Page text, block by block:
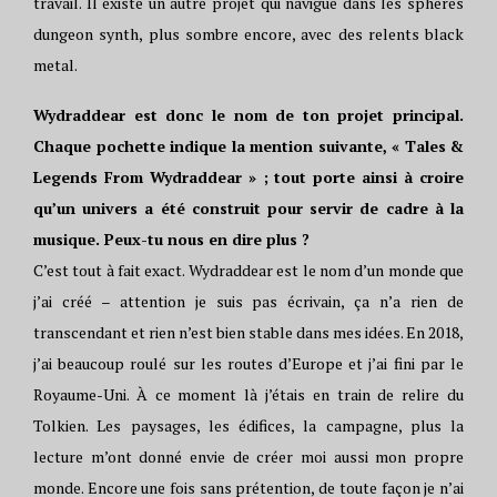
dungeon synth, plus sombre encore, avec des relents black
metal.
Wydraddear est donc le nom de ton projet principal.
Chaque pochette indique la mention suivante, « Tales &
Legends From Wydraddear » ; tout porte ainsi à croire
qu’un univers a été construit pour servir de cadre à la
musique. Peux-tu nous en dire plus ?
C’est tout à fait exact. Wydraddear est le nom d’un monde que
j’ai créé – attention je suis pas écrivain, ça n’a rien de
transcendant et rien n’est bien stable dans mes idées. En 2018,
j’ai beaucoup roulé sur les routes d’Europe et j’ai fini par le
Royaume-Uni. À ce moment là j’étais en train de relire du
Tolkien. Les paysages, les édifices, la campagne, plus la
lecture m’ont donné envie de créer moi aussi mon propre
monde. Encore une fois sans prétention, de toute façon je n’ai